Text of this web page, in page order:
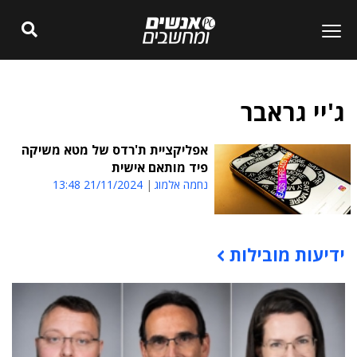
ג'יי גראבר
אפליקציית ת'רדס של מטא משיקה
פיד מותאם אישית
נחמה אלמוג 21/11/2024 13:48
תוכן פרסומי
ידיעות מובילות